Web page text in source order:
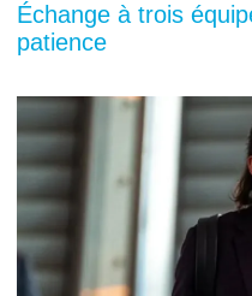
Échange à trois
patience